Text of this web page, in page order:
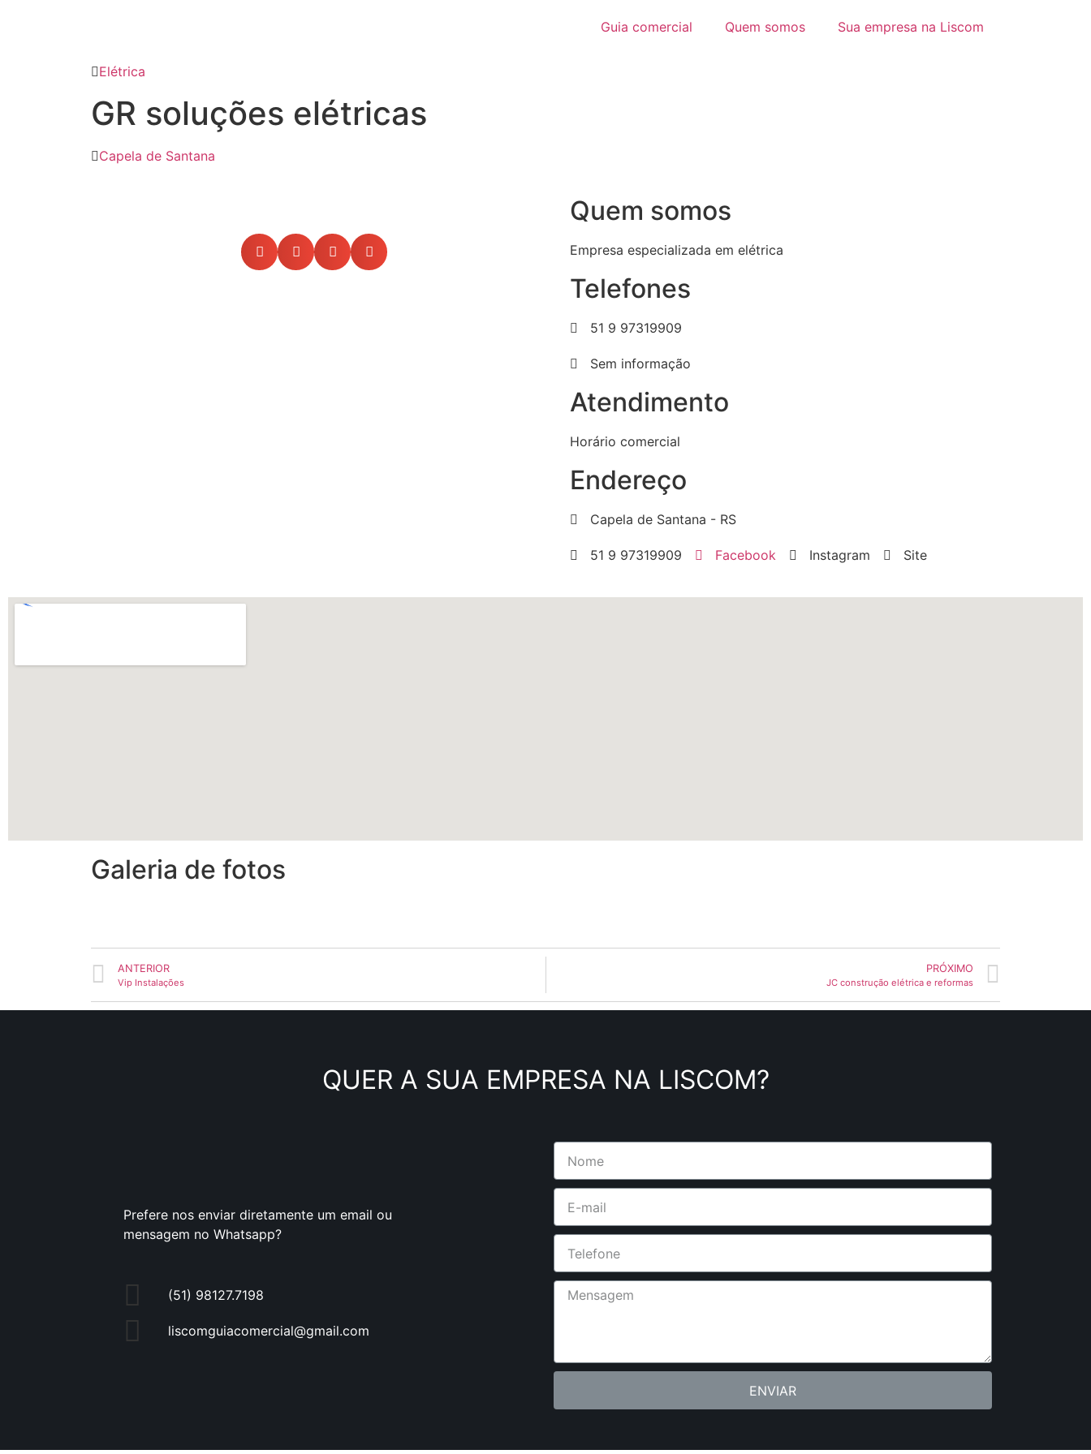
Guia comercial Quem somos Sua empresa na Liscom
Elétrica
GR soluções elétricas
Capela de Santana
Quem somos
Empresa especializada em elétrica
Telefones
51 9 97319909
Sem informação
Atendimento
Horário comercial
Endereço
Capela de Santana - RS
51 9 97319909 Facebook Instagram Site
Galeria de fotos
ANTERIOR
Vip Instalações
PRÓXIMO
JC construção elétrica e reformas
QUER A SUA EMPRESA NA LISCOM?
Prefere nos enviar diretamente um email ou
mensagem no Whatsapp?
(51) 98127.7198
liscomguiacomercial@gmail.com
ENVIAR